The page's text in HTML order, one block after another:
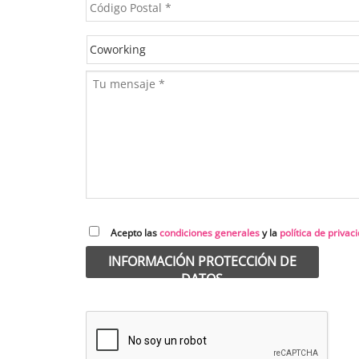
Acepto lascondiciones generalesy la política de
INFORMACIÓN PROTECCIÓN DE
DATOS